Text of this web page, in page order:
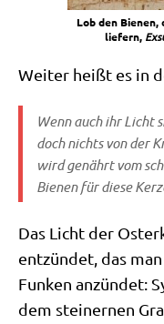
Lob den
lie­fern,
Wei­ter heißt es in
Wenn auch ihr Licht
doch nichts von der
wird genährt vom
Bie­nen für die­se
Das Licht der
ent­zün­det, das
Fun­ken anzün­det:
dem stei­ner­nen